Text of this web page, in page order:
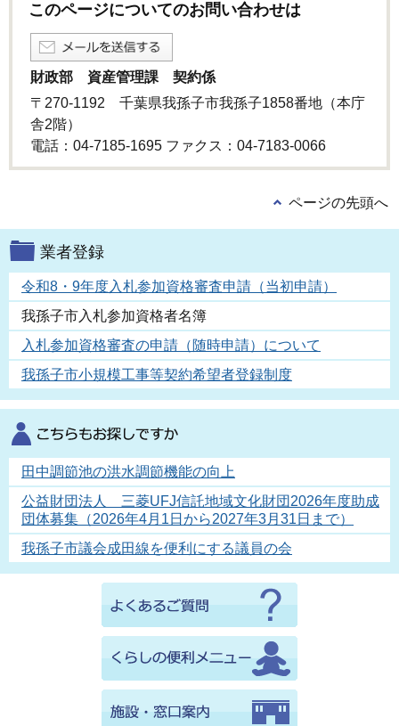
このページについてのお問い合わせは
財政部 資産管理課 契約係
〒270-1192 千葉県我孫子市我孫子1858番地（本庁
舎2階）
電話：04-7185-1695 ファクス：04-7183-0066
ページの先頭へ
業者登録
令和8・9年度入札参加資格審査申請（当初申請）
我孫子市入札参加資格者名簿
入札参加資格審査の申請（随時申請）について
我孫子市小規模工事等契約希望者登録制度
田中調節池の洪水調節機能の向上
公益財団法人 三菱UFJ信託地域文化財団2026年度助成
団体募集（2026年4月1日から2027年3月31日まで）
我孫子市議会成田線を便利にする議員の会